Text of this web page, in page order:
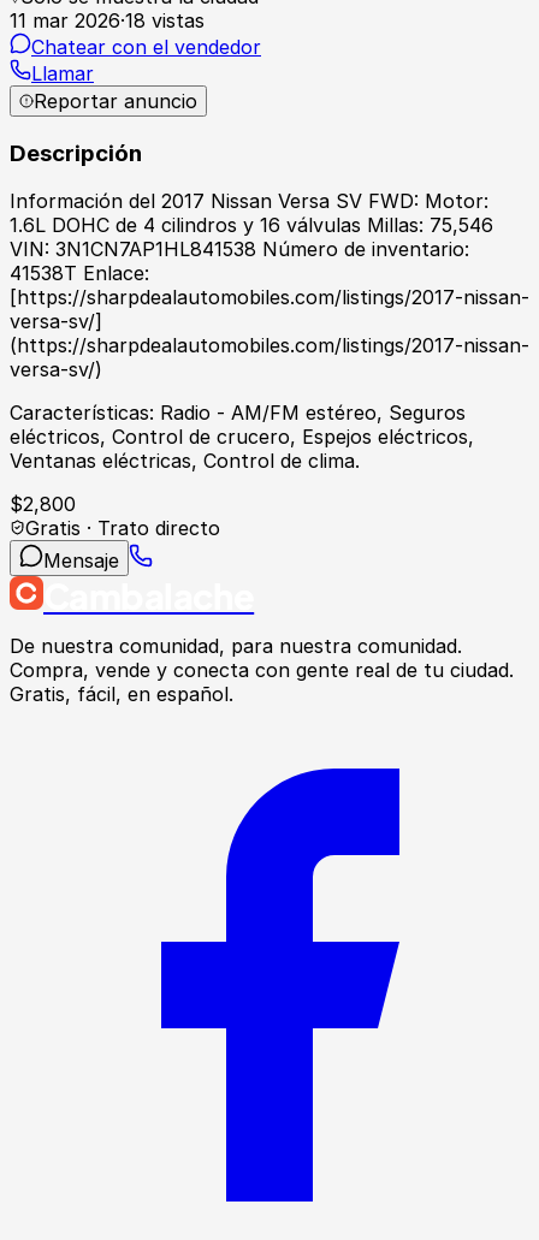
11 mar 2026·18 vistas
Chatear con el vendedor
Llamar
Reportar anuncio
Descripción
Información del 2017 Nissan Versa SV FWD: Motor:
1.6L DOHC de 4 cilindros y 16 válvulas Millas: 75,546
VIN: 3N1CN7AP1HL841538 Número de inventario:
41538T Enlace:
[https://sharpdealautomobiles.com/listings/2017-nissan-
versa-sv/]
(https://sharpdealautomobiles.com/listings/2017-nissan-
versa-sv/)
Características: Radio - AM/FM estéreo, Seguros
eléctricos, Control de crucero, Espejos eléctricos,
Ventanas eléctricas, Control de clima.
$2,800
Gratis · Trato directo
Mensaje
De nuestra comunidad, para nuestra comunidad.
Compra, vende y conecta con gente real de tu ciudad.
Gratis, fácil, en español.